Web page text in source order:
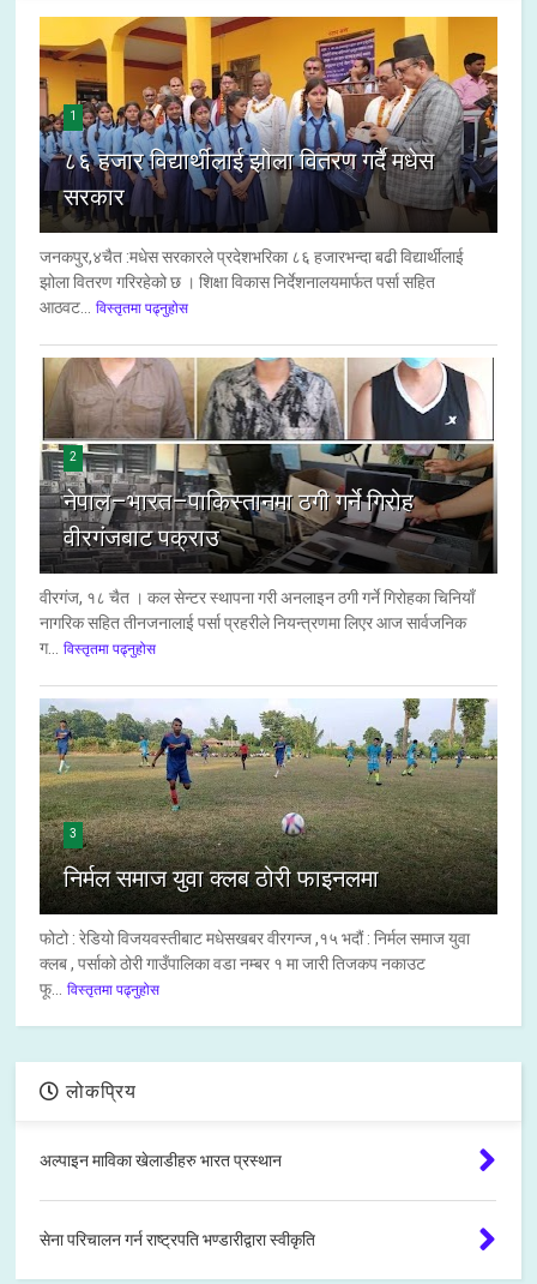
1
८६ हजार विद्यार्थीलाई झोला वितरण गर्दै मधेस
सरकार
जनकपुर,४चैत :मधेस सरकारले प्रदेशभरिका ८६ हजारभन्दा बढी विद्यार्थीलाई
झोला वितरण गरिरहेको छ । शिक्षा विकास निर्देशनालयमार्फत पर्सा सहित
आठवट... विस्तृतमा पढ्नुहोस
2
नेपाल–भारत–पाकिस्तानमा ठगी गर्ने गिरोह
वीरगंजबाट पक्राउ
वीरगंज, १८ चैत । कल सेन्टर स्थापना गरी अनलाइन ठगी गर्ने गिरोहका चिनियाँ
नागरिक सहित तीनजनालाई पर्सा प्रहरीले नियन्त्रणमा लिएर आज सार्वजनिक
ग... विस्तृतमा पढ्नुहोस
3
निर्मल समाज युवा क्लब ठोरी फाइनलमा
फोटो : रेडियो विजयवस्तीबाट मधेसखबर वीरगन्ज ,१५ भदौं : निर्मल समाज युवा
क्लब , पर्साको ठोरी गाउँपालिका वडा नम्बर १ मा जारी तिजकप नकाउट
फू... विस्तृतमा पढ्नुहोस
लोकप्रिय
अल्पाइन माविका खेलाडीहरु भारत प्रस्थान
सेना परिचालन गर्न राष्ट्रपति भण्डारीद्वारा स्वीकृति